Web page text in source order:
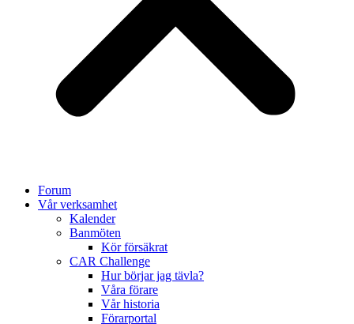
Forum
Vår verksamhet
Kalender
Banmöten
Kör försäkrat
CAR Challenge
Hur börjar jag tävla?
Våra förare
Vår historia
Förarportal